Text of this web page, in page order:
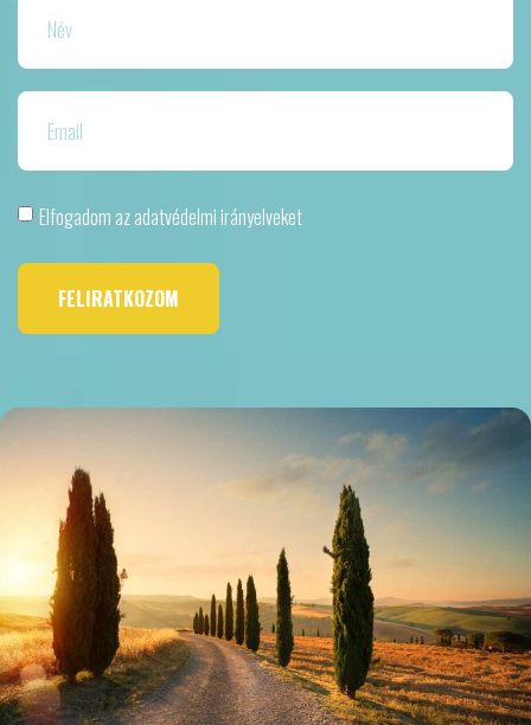
Elfogadom az adatvédelmi irányelveket
FELIRATKOZOM